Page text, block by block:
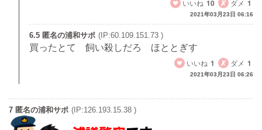
いいね 10 ダメ 1
2021年03月23日 06:16
6.5 匿名の浦和サポ (IP:60.109.151.73 )
買ったとて 飼い殺しだろ ほととぎす
いいね 1 ダメ 1
2021年03月23日 06:26
7 匿名の浦和サポ (IP:126.193.15.38 )